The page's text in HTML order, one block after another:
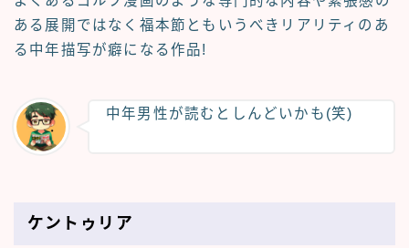
ある展開ではなく福本節ともいうべきリアリティのあ
る中年描写が癖になる作品!
中年男性が読むとしんどいかも(笑)
ケントゥリア